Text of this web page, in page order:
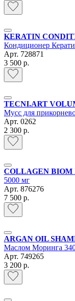
KERATIN
Кондиционер
Арт. 728871
3 500 р.
TECNI.ART
Мусс для
Арт. 0262
2 300 р.
COLLAGEN BIOM
5000 мг
Арт. 876276
7 500 р.
ARGAN OIL
Маслом Моринга
Арт. 749265
3 200 р.